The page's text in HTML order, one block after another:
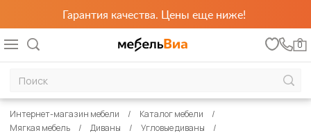
Гарантия качества. Цены еще ниже!
0
Интернет-магазин мебели
Каталог мебели
Мягкая мебель
Диваны
Угловые диваны